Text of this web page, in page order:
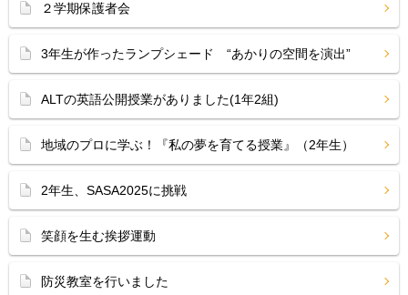
２学期保護者会
3年生が作ったランプシェード “あかりの空間を演出”
ALTの英語公開授業がありました(1年2組)
地域のプロに学ぶ！『私の夢を育てる授業』（2年生）
2年生、SASA2025に挑戦
笑顔を生む挨拶運動
防災教室を行いました